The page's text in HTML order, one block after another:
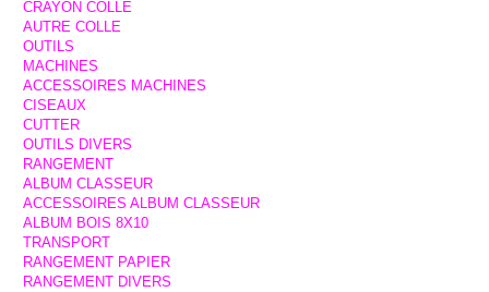
CRAYON COLLE
AUTRE COLLE
OUTILS
MACHINES
ACCESSOIRES MACHINES
CISEAUX
CUTTER
OUTILS DIVERS
RANGEMENT
ALBUM CLASSEUR
ACCESSOIRES ALBUM CLASSEUR
ALBUM BOIS 8X10
TRANSPORT
RANGEMENT PAPIER
RANGEMENT DIVERS